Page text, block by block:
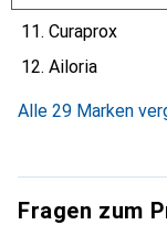
11. Curaprox
12. Ailoria
Alle 29 Marken
Fragen zum